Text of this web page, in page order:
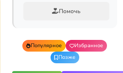
Помочь
Популярное
Избранное
Позже